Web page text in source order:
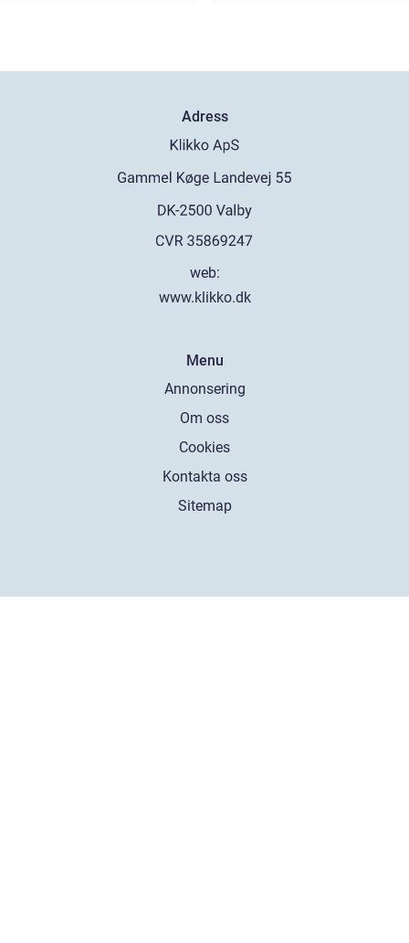
Adress
web:
www.klikko.dk
Menu
Annonsering
Om oss
Cookies
Kontakta oss
Sitemap